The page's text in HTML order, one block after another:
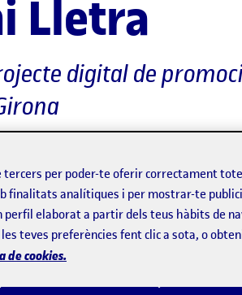
Lletra
digital de
tercers per poder-te oferir correctament
finalitats analítiques i per mostrar-te
perfil elaborat a partir dels teus hàbits de
teves preferències fent clic a sota, o
de cookies.